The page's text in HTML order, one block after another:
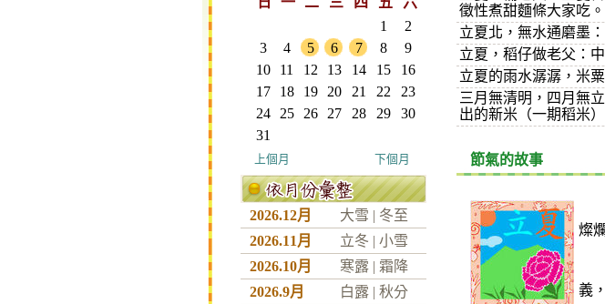
1
2
3
4 5 6 7 8
9
10
11 12 13 14 15
16
17
18 19 20 21 22
23
24
25 26 27 28 29
30
31
上個月 下個月
2026.12月 大雪 | 冬至
2026.11月
立冬 | 小雪
2026.10月
寒露 | 霜降
2026.9月
白露 | 秋分
徵性煮甜麵條大家吃。
立夏北，無水通磨墨
立夏，稻仔做老父：
立夏的雨水潺潺，米
三月無清明，四月無
出的新米（一期稻米
節氣的故事
燦
「
義